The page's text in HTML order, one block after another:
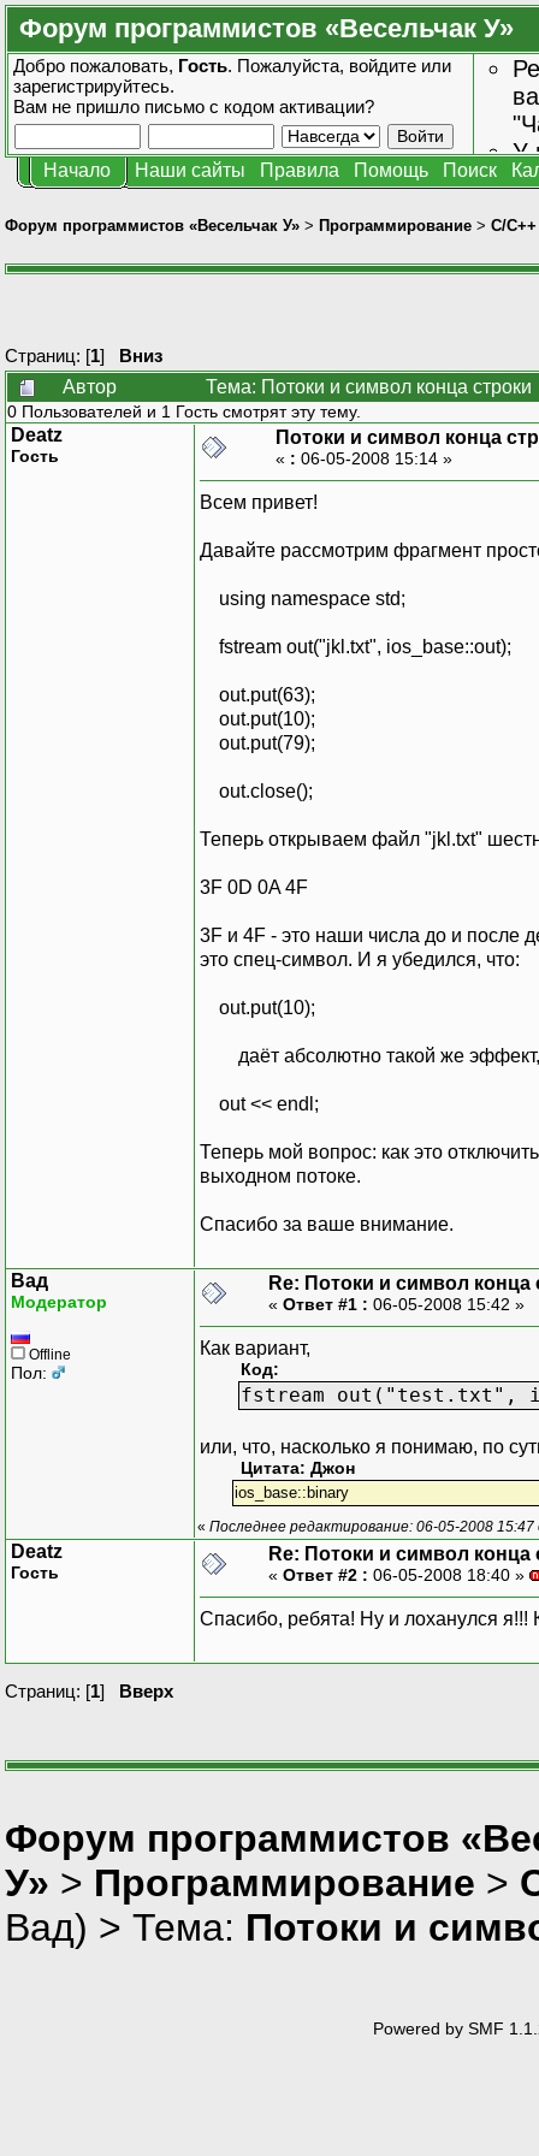
Форум программистов «Весельчак У»
Добро пожаловать, Гость. Пожалуйста, войдите или
зарегистрируйтесь.
Вам не пришло письмо с кодом активации?
У
Начало Наши сайты Правила Помощь Поиск
Форум программистов «Весельчак У» > Программирование > C/C++
Страниц: [1] Вниз
Автор
Тема: Потоки и символ конца
0 Пользователей и 1 Гость смотрят эту тему.
Deatz
Гость
Потоки и символ конца
« : 06-05-2008 15:14 »
Всем привет!
Давайте рассмотрим фрагмент
using namespace std;
fstream out("jkl.txt", ios_base::out);
out.put(63);
out.put(10);
out.put(79);
out.close();
Теперь открываем файл "jkl.txt"
3F 0D 0A 4F
3F и 4F - это наши числа до и после
это спец-символ. И я убедился, что:
out.put(10);
даёт абсолютно такой же эффект,
out << endl;
Теперь мой вопрос: как это
выходном потоке.
Спасибо за ваше внимание.
Вад
Модератор
Offline
Пол:
Re: Потоки и символ конца
« Ответ #1 : 06-05-2008 15:42 »
Как вариант,
Код:
fstream out("test.txt",
или, что, насколько я понимаю, по
Цитата: Джон
ios_base::binary
« Последнее редактирование: 06-05-2008
Deatz
Гость
Re: Потоки и символ конца
« Ответ #2 : 06-05-2008 18:40 »
Спасибо, ребята! Ну и лоханулся я!!!
Страниц: [1] Вверх
Форум программистов
У» > Программирование >
Вад) > Тема: Потоки и
Powered by SMF